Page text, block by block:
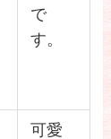
で
す。
可愛